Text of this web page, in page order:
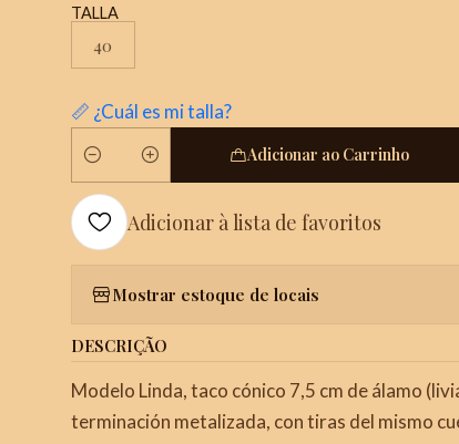
TALLA
40
📏 ¿Cuál es mi talla?
Quantidade
Adicionar ao Carrinho
Adicionar à lista de favoritos
Mostrar estoque de locais
DESCRIÇÃO
Modelo Linda, taco cónico 7,5 cm de álamo
terminación metalizada, con tiras del mismo